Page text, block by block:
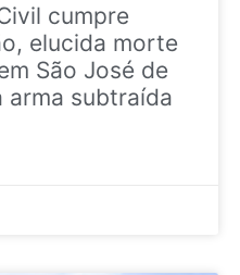
cumpre
elucida morte
São José de
arma subtraída